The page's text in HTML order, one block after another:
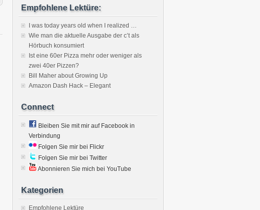
Empfohlene Lektüre:
I was today years old when I realized …
Wie man die aktuelle Ausgabe der c’t als
Hörbuch konsumiert
Ist eine 60er Pizza mehr oder weniger als
zwei 40er Pizzen?
Bill Maher about Growing Up
Amazon Dash Hack – Elegant
Connect
Bleiben Sie mit mir auf Facebook in
Verbindung
Folgen Sie mir bei Flickr
Folgen Sie mir bei Twitter
Abonnieren Sie mich bei YouTube
Kategorien
Empfohlene Lektüre